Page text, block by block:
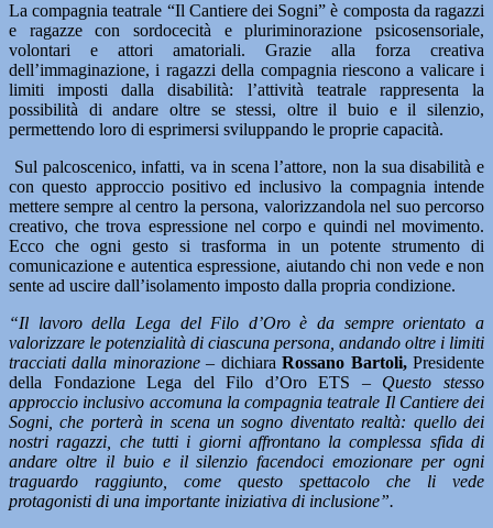
La compagnia teatrale “Il Cantiere dei Sogni” è composta da ragazzi
e ragazze con sordocecità e pluriminorazione psicosensoriale,
volontari e attori amatoriali. Grazie alla forza creativa
dell’immaginazione, i ragazzi della compagnia riescono a valicare i
limiti imposti dalla disabilità: l’attività teatrale rappresenta la
possibilità di andare oltre se stessi, oltre il buio e il silenzio,
permettendo loro di esprimersi sviluppando le proprie capacità.
Sul palcoscenico, infatti, va in scena l’attore, non la sua disabilità e
con questo approccio positivo ed inclusivo la compagnia intende
mettere sempre al centro la persona, valorizzandola nel suo percorso
creativo, che trova espressione nel corpo e quindi nel movimento.
Ecco che ogni gesto si trasforma in un potente strumento di
comunicazione e autentica espressione, aiutando chi non vede e non
sente ad uscire dall’isolamento imposto dalla propria condizione.
“Il lavoro della Lega del Filo d’Oro è da sempre orientato a
valorizzare le potenzialità di ciascuna persona, andando oltre i limiti
tracciati dalla minorazione – dichiaraRossano Bartoli,Presidente
della Fondazione Lega del Filo d’Oro ETS – Questo stesso
approccio inclusivo accomuna la compagnia teatrale Il Cantiere dei
Sogni, che porterà in scena un sogno diventato realtà: quello dei
nostri ragazzi, che tutti i giorni affrontano la complessa sfida di
andare oltre il buio e il silenzio facendoci emozionare per ogni
traguardo raggiunto, come questo spettacolo che li vede
protagonisti di una importante iniziativa di inclusione”.